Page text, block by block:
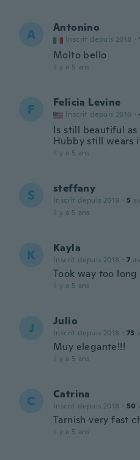
A Antonino
Inscrit depuis 2018 ·
Molto bello
il y a 5 ans
F Felicia Levine
Inscrit depuis 2016 ·
Is still beautiful
Hubby still wears
il y a 5 ans
S steffany
Inscrit depuis 2019 · 5
il y a 5 ans
K Kayla
Inscrit depuis 2018 · 7
Took way too long
il y a 5 ans
J Julio
Inscrit depuis 2018 · 73
Muy elegante!!!
il y a 5 ans
C Catrina
Inscrit depuis 2018 · 50
Tarnish very fast
il y a 5 ans